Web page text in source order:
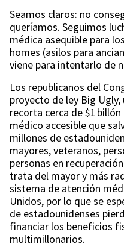
Seamos claros: no
queríamos. Seguimos
médica asequible para
homes (asilos para
viene para intentarlo de
Los republicanos del
proyecto de ley Big
recorta cerca de $1
médico accesible que
millones de
mayores, veteranos,
personas en
trata del mayor y más
sistema de atención
Unidos, por lo que se
de estadounidenses
financiar los beneficios
multimillonarios.